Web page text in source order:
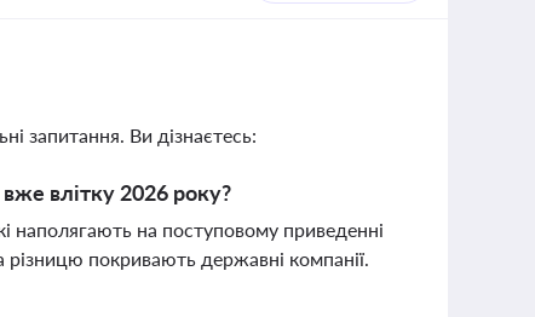
запитання. Ви дізнаєтесь:
влітку 2026 року?
наполягають на поступовому приведенні
різницю покривають державні компанії.